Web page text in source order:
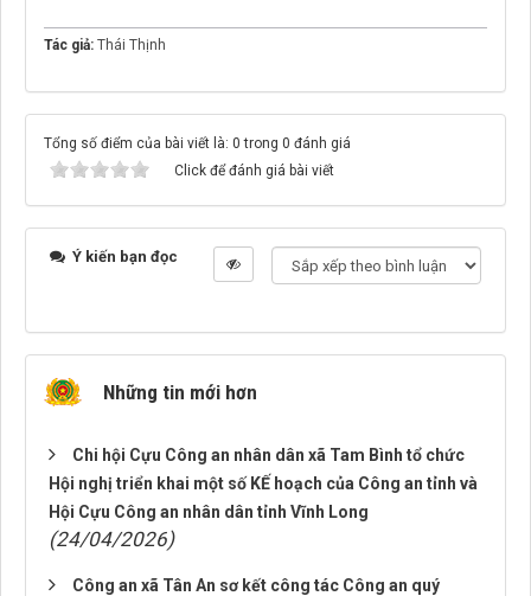
Tác giả: Thái Thịnh
Tổng số điểm của bài viết là: 0 trong 0 đánh giá
Click để đánh giá bài viết
Ý kiến bạn đọc
Những tin mới hơn
Chi hội Cựu Công an nhân dân xã Tam Bình tổ chức
Hội nghị triển khai một số KẾ hoạch của Công an tỉnh và
Hội Cựu Công an nhân dân tỉnh Vĩnh Long
(24/04/2026)
Công an xã Tân An sơ kết công tác Công an quý